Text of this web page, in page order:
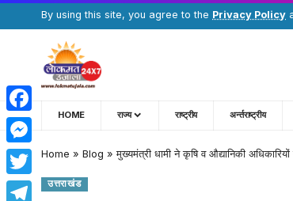
By using this site, you agree to the Privacy Policy
HOME राज्य राष्ट्रीय अर्न्तराष्ट्रीय
Home » Blog »मुख्यमंत्री धामी ने कृषि व औद्यानिकी
उत्तराखंड
Facebook
Messenger
Twitter